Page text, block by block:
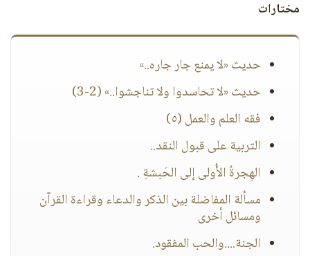
مختارات
حديث «لا يمنع جار جاره..»
حديث «لا تحاسدوا ولا تناجشوا..» (2-3)
فقه العلم والعمل (٥)
التربية على قبول النقد..
الهِجرةُ الأُولى إلى الحَبشةِ .
مسألة المفاضلة بين الذكر والدعاء وقراءة القرآن
ومسائل أخرى
الجنة....والحب المفقود.